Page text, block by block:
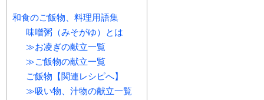
和食のご飯物、料理用語集
味噌粥（みそがゆ）とは
≫お凌ぎの献立一覧
≫ご飯物の献立一覧
ご飯物【関連レシピへ】
≫吸い物、汁物の献立一覧